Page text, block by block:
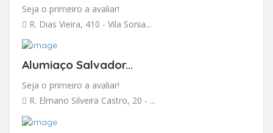
Seja o primeiro a avaliar!
R. Dias Vieira, 410 - Vila Sonia...
Alumiaço Salvador...
Seja o primeiro a avaliar!
R. Elmano Silveira Castro, 20 - ...